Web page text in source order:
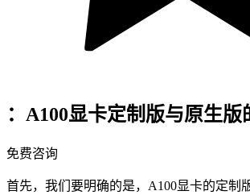
：A100显卡定制版与原生版
免费咨询
首先，我们要明确的是，A100显卡的定制